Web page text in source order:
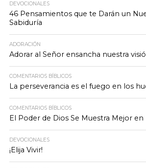
DEVOCIONALES
46 Pensamientos que te Darán un
Sabiduría
ADORACIÓN
Adorar al Señor ensancha nuestra
COMENTARIOS BÍBLICOS
La perseverancia es el fuego en los
COMENTARIOS BÍBLICOS
El Poder de Dios Se Muestra Mejor
DEVOCIONALES
¡Elija Vivir!